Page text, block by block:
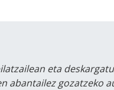
eta
abantailez gozatzeko